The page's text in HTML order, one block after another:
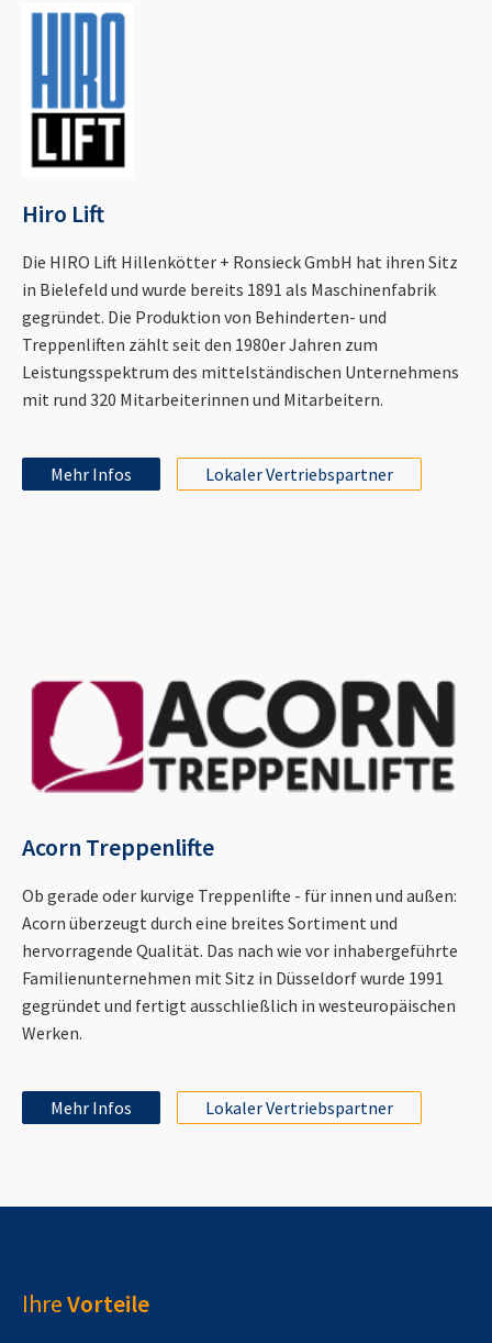
Hiro Lift
Die HIRO Lift Hillenkötter + Ronsieck GmbH hat ihren Sitz
in Bielefeld und wurde bereits 1891 als Maschinenfabrik
gegründet. Die Produktion von Behinderten- und
Treppenliften zählt seit den 1980er Jahren zum
Leistungsspektrum des mittelständischen Unternehmens
mit rund 320 Mitarbeiterinnen und Mitarbeitern.
Mehr Infos Lokaler Vertriebspartner
Acorn Treppenlifte
Ob gerade oder kurvige Treppenlifte - für innen und außen:
Acorn überzeugt durch eine breites Sortiment und
hervorragende Qualität. Das nach wie vor inhabergeführte
Familienunternehmen mit Sitz in Düsseldorf wurde 1991
gegründet und fertigt ausschließlich in westeuropäischen
Werken.
Mehr Infos Lokaler Vertriebspartner
IhreVorteile